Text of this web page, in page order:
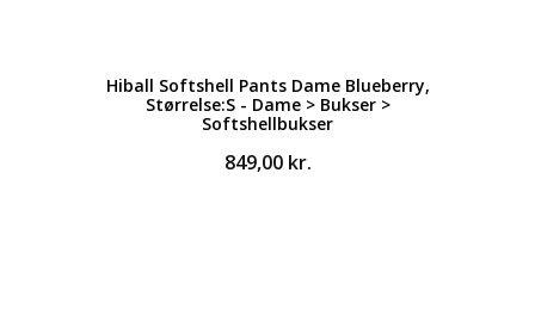
Hiball Softshell Pants Dame Blueberry,
Størrelse:S - Dame > Bukser >
Softshellbukser
849,00 kr.